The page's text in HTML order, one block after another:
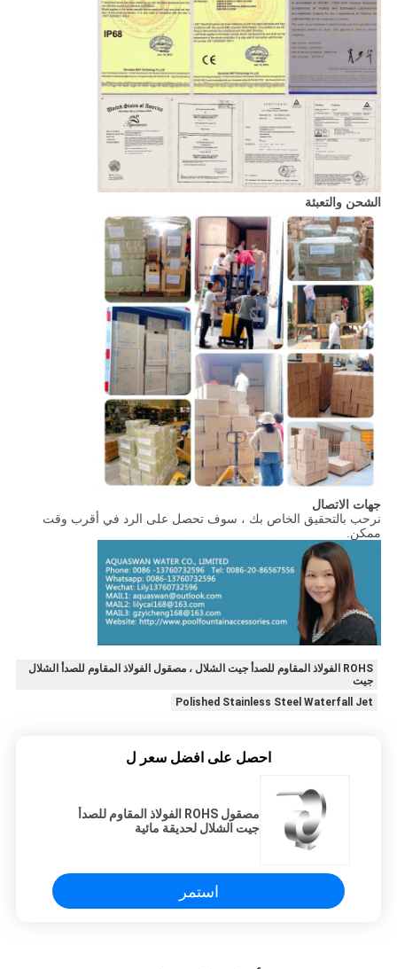
الشحن والتعبئة
جهات الاتصال
نرحب بالتحقيق الخاص بك ، سوف تحصل على الرد في أقرب وقت
ممكن.
ROHS الفولاذ المقاوم للصدأ جيت الشلال ، مصقول الفولاذ المقاوم للصدأ الشلال
جيت
Polished Stainless Steel Waterfall Jet
احصل على افضل سعر ل
مصقول ROHS الفولاذ المقاوم للصدأ
جيت الشلال لحديقة مائية
استمر